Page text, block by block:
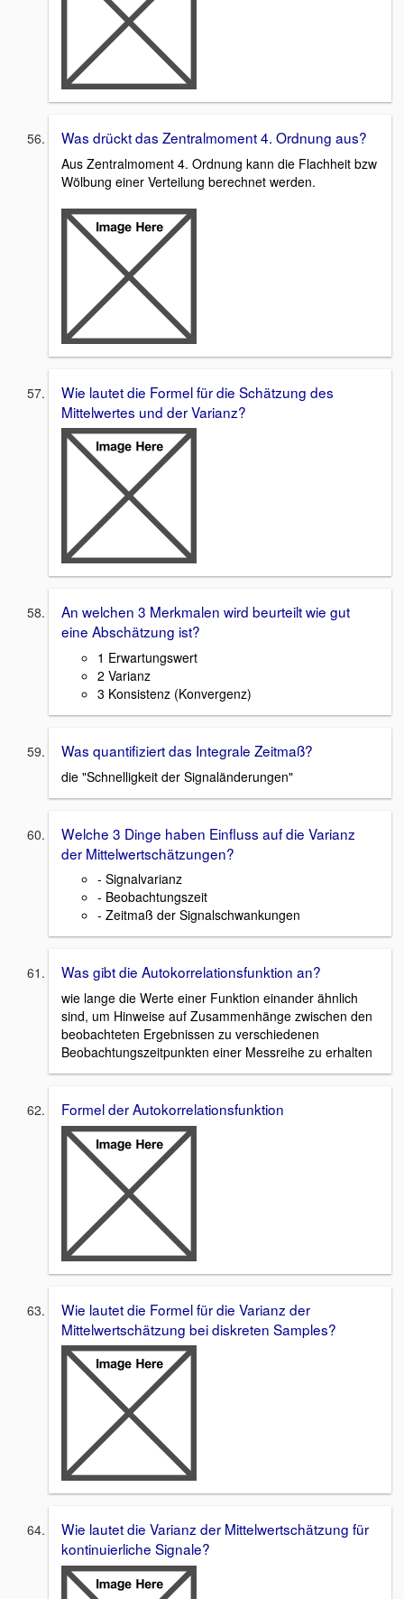
Was drückt das Zentralmoment 4. Ordnung aus?
Aus Zentralmoment 4. Ordnung kann die Flachheit bzw
Wölbung einer Verteilung berechnet werden.
Wie lautet die Formel für die Schätzung des
Mittelwertes und der Varianz?
An welchen 3 Merkmalen wird beurteilt wie gut
eine Abschätzung ist?
1 Erwartungswert
2 Varianz
3 Konsistenz (Konvergenz)
Was quantifiziert das Integrale Zeitmaß?
die "Schnelligkeit der Signaländerungen"
Welche 3 Dinge haben Einfluss auf die Varianz
der Mittelwertschätzungen?
- Signalvarianz
- Beobachtungszeit
- Zeitmaß der Signalschwankungen
Was gibt die Autokorrelationsfunktion an?
wie lange die Werte einer Funktion einander ähnlich
sind, um Hinweise auf Zusammenhänge zwischen den
beobachteten Ergebnissen zu verschiedenen
Beobachtungszeitpunkten einer Messreihe zu erhalten
Formel der Autokorrelationsfunktion
Wie lautet die Formel für die Varianz der
Mittelwertschätzung bei diskreten Samples?
Wie lautet die Varianz der Mittelwertschätzung für
kontinuierliche Signale?